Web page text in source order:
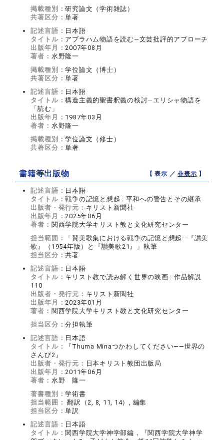
掲載種別：研究論文（学術雑誌）
共著区分：単著
記述言語： 日本語
タイトル： アブラハム物語を読む—文芸批評的アプローチ
出版年月：2007年08月
著者： 水野隆一
掲載種別：学位論文（博士）
共著区分：単著
記述言語： 日本語
タイトル：構造主義的聖書釈義の検討—エリシャ物語を
「読む」
出版年月： 1987年03月
著者： 水野隆一
掲載種別：学位論文（修士）
共著区分：単著
書籍等出版物 【 表示 ／非表示 】
記述言語： 日本語
タイトル：戦争の記憶と想起 : 平和への警告とその継承
出版者・発行元： キリスト新聞社
出版年月：2025年06月
著者： 関西学院大学キリスト教と文化研究センター
担当範囲：
「賛美歌集における戦争の記憶と想起―『讃美
歌』（1954年版）と『讃美歌21』」執筆
担当区分：共著
記述言語： 日本語
タイトル： キリスト教で読み解く世界の映画 : 作品解説
110
出版者・発行元： キリスト新聞社
出版年月：2023年01月
著者： 関西学院大学キリスト教と文化研究センター
担当区分：分担執筆
記述言語： 日本語
タイトル：
『Thuma Minaつかわしてください――世界の
さんび2』
出版者・発行元： 日本キリスト教団出版局
出版年月：2011年06月
著者： 水野 隆一
著書種別：学術書
担当範囲： 翻訳（2, 8, 11, 14）, 編集
担当区分：単訳
記述言語： 日本語
タイトル： 関西学院大学神学部編，『関西学院大学神学